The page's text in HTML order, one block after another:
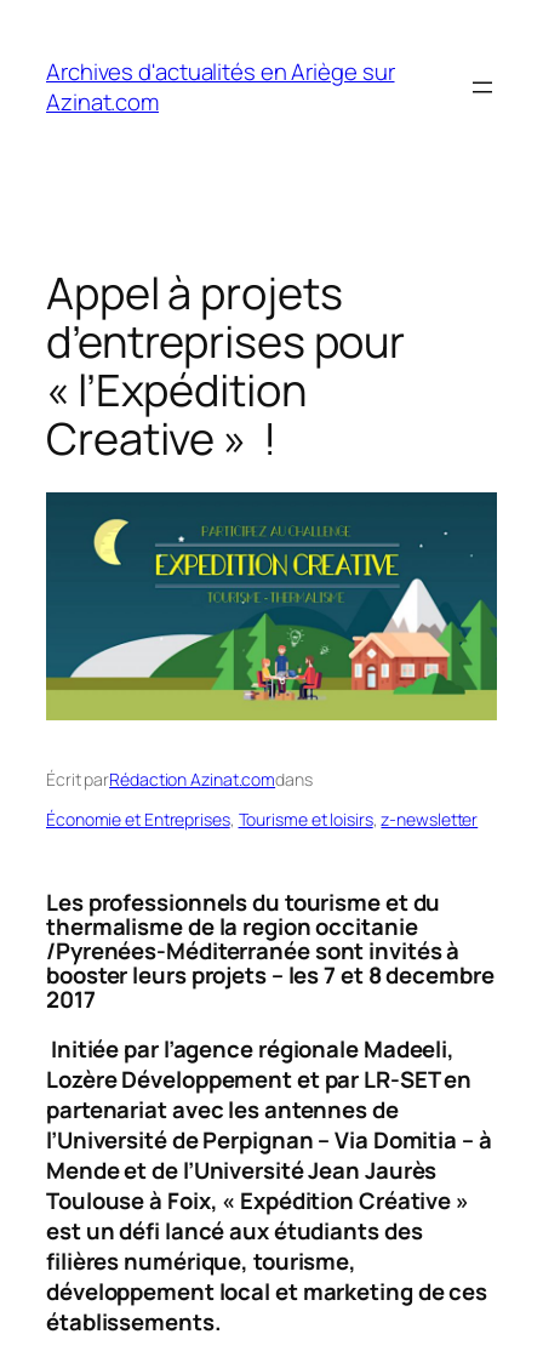
contenu
Archives d'actualités en Ariège sur
Azinat.com
Appel à projets
d’entreprises pour
« l’Expédition
Creative » !
Écrit parRédaction Azinat.comdans
Économie et Entreprises, Tourisme et loisirs, z-newsletter
Les professionnels du tourisme et du
thermalisme de la region occitanie
/Pyrenées-Méditerranéesont invités à
booster leurs projets – les 7 et 8 decembre
2017
Initiée par l’agence régionale Madeeli,
Lozère Développement et par LR-SET en
partenariat avec les antennes de
l’Université de Perpignan – Via Domitia – à
Mende et de l’Université Jean Jaurès
Toulouse à Foix, « Expédition Créative »
est un défi lancé aux étudiants des
filières numérique, tourisme,
développement local et marketing de ces
établissements.